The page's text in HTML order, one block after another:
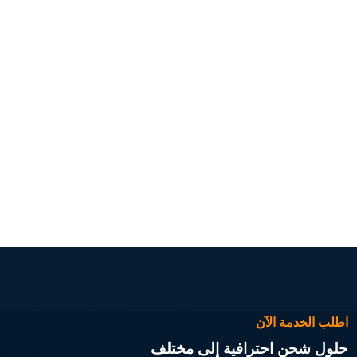
اطلب الخدمة الآن
حلول شحن احترافية إلى مختلف